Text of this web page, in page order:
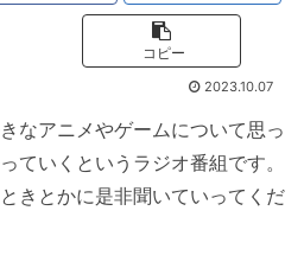
コピー
2023.10.07
なアニメやゲームについて思っ
ていくというラジオ番組です。
きとかに是非聞いていってくだ